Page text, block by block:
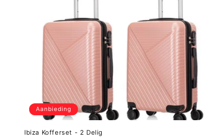
Aanbieding
Ibiza Kofferset - 2 Delig